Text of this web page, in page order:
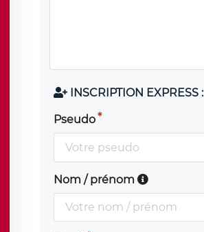
INSCRIPTION EXPRESS :
Pseudo
Nom / prénom